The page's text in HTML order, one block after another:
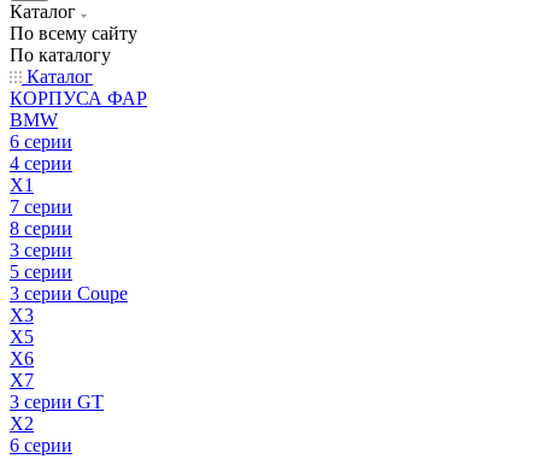
Каталог
По всему сайту
По каталогу
Каталог
КОРПУСА ФАР
BMW
6 серии
4 серии
X1
7 серии
8 серии
3 серии
5 серии
3 серии Coupe
X3
X5
X6
X7
3 серии GT
X2
6 серии